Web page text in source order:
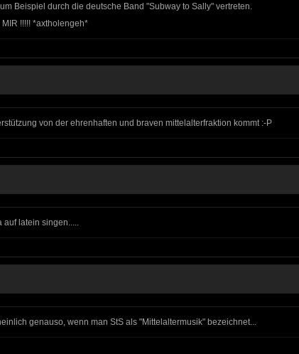
Beispiel durch die deutsche Band "Subway to Sally" vertreten.
MIR !!!!! *axtholengeh*
von der ehrenhaften und braven mittelalterfraktion kommt :-P
latein singen.....
genauso, wenn man StS als "Mittelaltermusik" bezeichnet...